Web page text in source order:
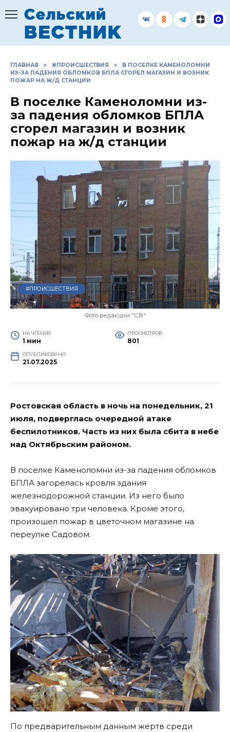
содержанию
ГЛАВНАЯ » #ПРОИСШЕСТВИЯ »
В ПОСЕЛКЕ КАМЕНОЛОМНИ
ИЗ-ЗА ПАДЕНИЯ ОБЛОМКОВ БПЛА СГОРЕЛ МАГАЗИН И ВОЗНИК
ПОЖАР НА Ж/Д СТАНЦИИ
В поселке Каменоломни из-
за падения обломков БПЛА
сгорел магазин и возник
пожар на ж/д станции
#ПРОИСШЕСТВИЯ
Фото редакции "СВ"
НА ЧТЕНИЕ
1 мин
ПРОСМОТРОВ
801
ОПУБЛИКОВАНО
21.07.2025
Ростовская область в ночь на понедельник, 21
июля, подверглась очередной атаке
беспилотников. Часть из них была сбита в небе
над Октябрьским районом.
В поселке Каменоломни из-за падения обломков
БПЛА загорелась кровля здания
железнодорожной станции. Из него было
эвакуировано три человека. Кроме этого,
произошел пожар в цветочном магазине на
переулке Садовом.
По предварительным данным жертв среди